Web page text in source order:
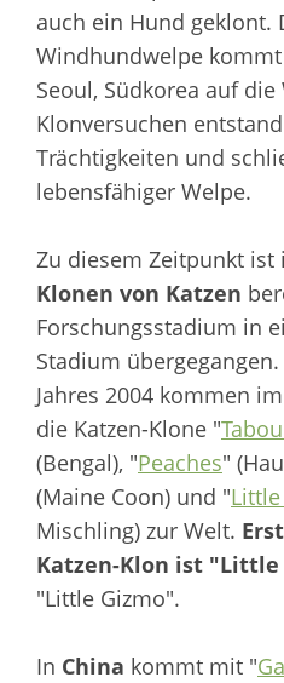
auch ein Hund geklont.
Windhundwelpe kommt
Seoul, Südkorea auf
Klonversuchen
Trächtigkeiten und
lebensfähiger Welpe.
Zu diesem Zeitpunkt ist
Klonen von Katzen
Forschungsstadium in
Stadium
Jahres 2004 kommen
die Katzen-Klone "
(Bengal), "Peaches"
(Maine Coon) und "
Mischling) zur Welt.
Katzen-Klon ist
"Little Gizmo".
In China kommt mit "